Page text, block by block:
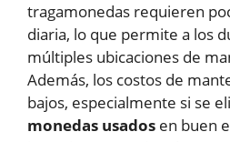
tragamonedas requieren
diaria, lo que permite a los
múltiples ubicaciones de
Además, los costos de
bajos, especialmente si se
monedas usados en buen